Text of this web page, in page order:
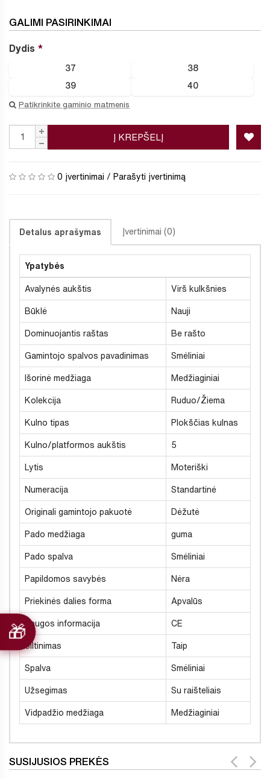
GALIMI PASIRINKIMAI
Dydis
37 38
39 40
Patikrinkite gaminio matmenis
Į KREPŠELĮ
0 įvertinimai / Parašyti įvertinimą
Detalus aprašymas Įvertinimai (0)
Ypatybės
Avalynės aukštis Virš kulkšnies
Būklė Nauji
Dominuojantis raštas Be rašto
Gamintojo spalvos pavadinimas Smėliniai
Išorinė medžiaga Medžiaginiai
Kolekcija Ruduo/Žiema
Kulno tipas Plokščias kulnas
Kulno/platformos aukštis 5
Lytis Moteriški
Numeracija Standartinė
Originali gamintojo pakuotė Dėžutė
Pado medžiaga guma
Pado spalva Smėliniai
Papildomos savybės Nėra
Priekinės dalies forma Apvalūs
Saugos informacija CE
Šiltinimas Taip
Spalva Smėliniai
Užsegimas Su raišteliais
Vidpadžio medžiaga Medžiaginiai
SUSIJUSIOS PREKĖS